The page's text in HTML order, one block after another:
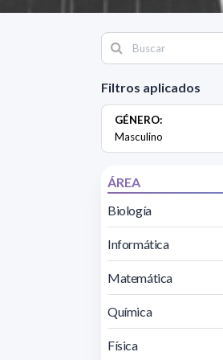
Filtros aplicados
GÉNERO:
Masculino
ÁREA
Biología
Informática
Matemática
Química
Física